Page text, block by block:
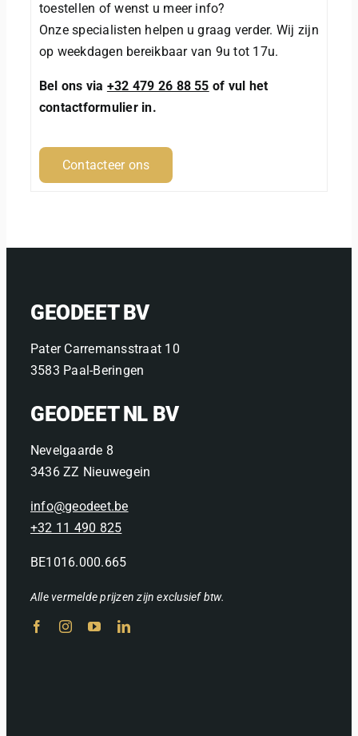
toestellen of wenst u meer info?
Onze specialisten helpen u graag verder. Wij zijn
op weekdagen bereikbaar van 9u tot 17u.
Bel ons via +32 479 26 88 55 of vul het
contactformulier in.
Contacteer ons
GEODEET BV
Pater Carremansstraat 10
3583 Paal-Beringen
GEODEET NL BV
Nevelgaarde 8
3436 ZZ Nieuwegein
info@geodeet.be
+32 11 490 825
BE1016.000.665
Alle vermelde prijzen zijn exclusief btw.